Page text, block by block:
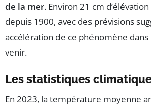
de la mer. Environ 21 cm
depuis 1900, avec des prévisions
accélération de ce phénomène dans
venir.
Les statistiques
En 2023, la température moyenne